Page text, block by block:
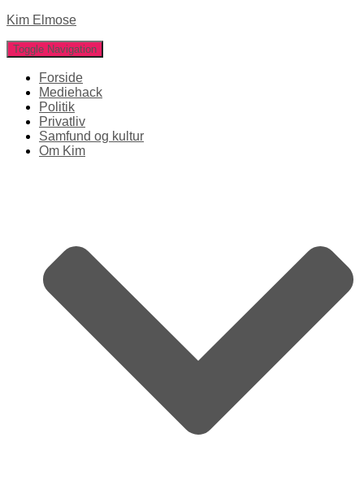
Kim Elmose
Toggle Navigation
Forside
Mediehack
Politik
Privatliv
Samfund og kultur
Om Kim